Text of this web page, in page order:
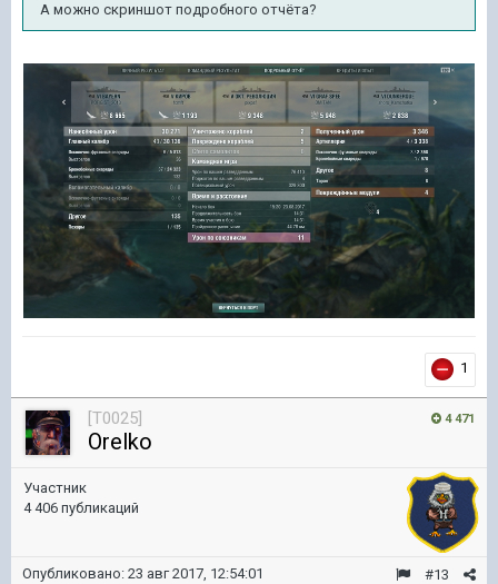
А можно скриншот подробного отчёта?
1
4 471
[T0025]
Orelko
Участник
4 406 публикаций
#13
Опубликовано: 23 авг 2017, 12:54:01